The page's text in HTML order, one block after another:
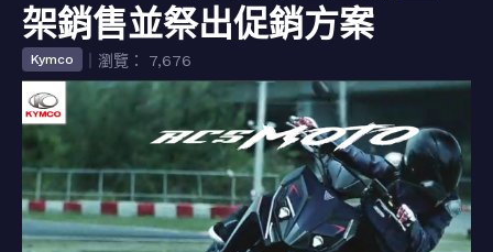
架銷售並祭出促銷方案
Kymco ｜瀏覽： 7,676